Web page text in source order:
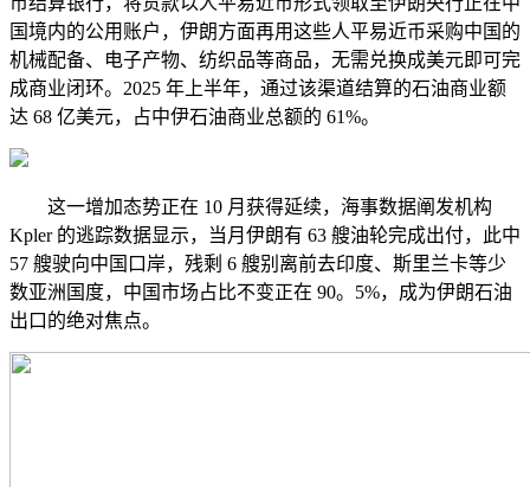
国境内的公用账户，伊朗方面再用这些人平易近币采购中国的
机械配备、电子产物、纺织品等商品，无需兑换成美元即可完
成商业闭环。2025 年上半年，通过该渠道结算的石油商业额
达 68 亿美元，占中伊石油商业总额的 61%。
这一增加态势正在 10 月获得延续，海事数据阐发机构
Kpler 的逃踪数据显示，当月伊朗有 63 艘油轮完成出付，此中
57 艘驶向中国口岸，残剩 6 艘别离前去印度、斯里兰卡等少
数亚洲国度，中国市场占比不变正在 90。5%，成为伊朗石油
出口的绝对焦点。